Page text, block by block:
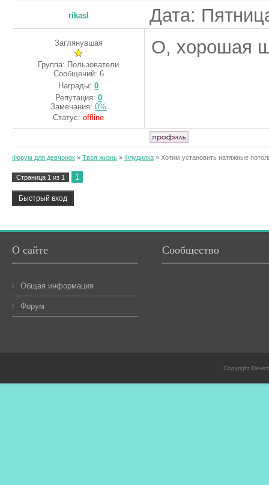
rikasl Дата:
Заглянувшая
Группа: Пользователи
Сообщений: 6
Награды:0
Репутация: 0
Замечания:0%
Статус:offline
О, хорошая
Форум для девчонок » Твоя жизнь » Флудилка » Хотим установить натяжные
Страница 1 из 1 1
О сайте
Общая информация
Форум
Сообщество
Copyright